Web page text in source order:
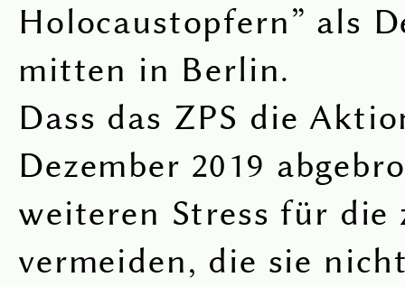
Holocaustopfern” als
mitten in Berlin.
Dass das ZPS die
Dezember 2019
weiteren Stress für die
vermeiden, die sie